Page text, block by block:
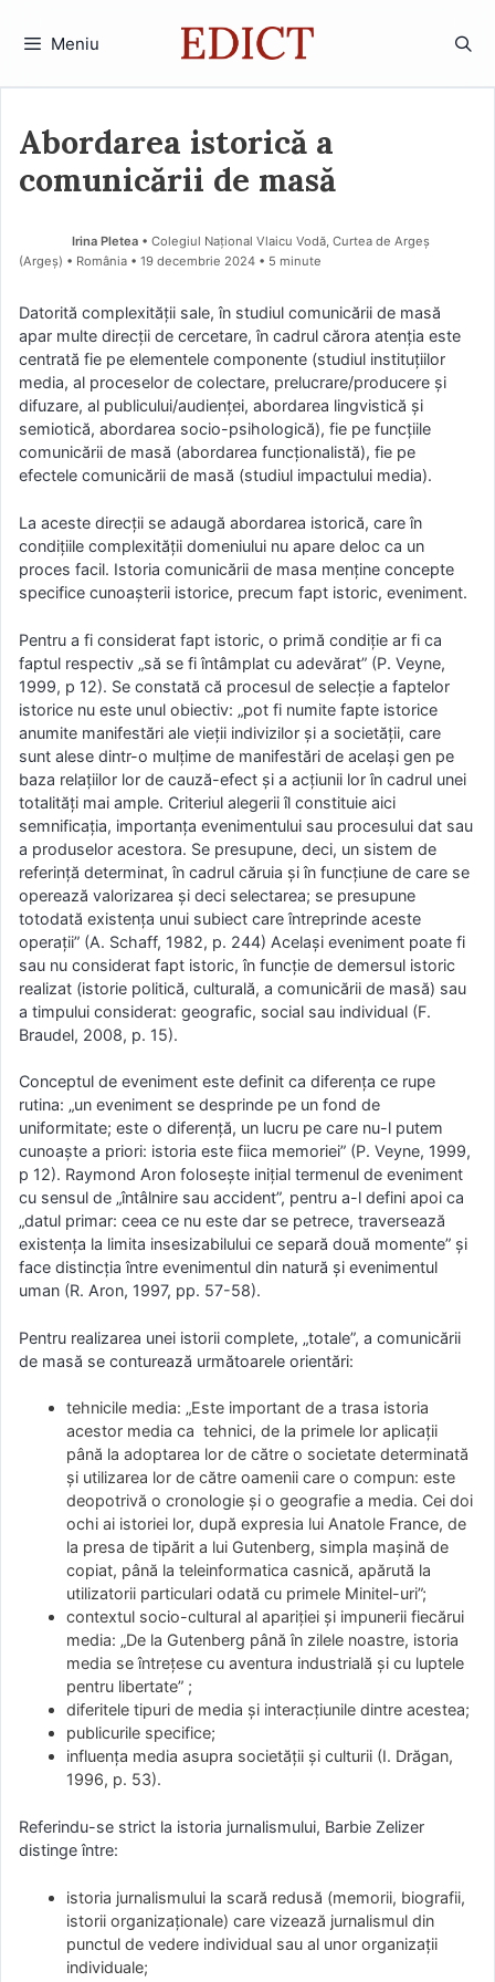
Meniu
Abordarea istorică a
comunicării de masă
Irina Pletea • Colegiul Național Vlaicu Vodă, Curtea de Argeș
(Argeş) • România
19 decembrie 2024 • 5 minute
Datorită complexităţii sale, în studiul comunicării de masă
apar multe direcţii de cercetare, în cadrul cărora atenţia este
centrată fie pe elementele componente (studiul instituţiilor
media, al proceselor de colectare, prelucrare/producere şi
difuzare, al publicului/audienţei, abordarea lingvistică şi
semiotică, abordarea socio-psihologică), fie pe funcţiile
comunicării de masă (abordarea funcţionalistă), fie pe
efectele comunicării de masă (studiul impactului media).
La aceste direcţii se adaugă abordarea istorică, care în
condiţiile complexităţii domeniului nu apare deloc ca un
proces facil. Istoria comunicării de masa menţine concepte
specifice cunoaşterii istorice, precum fapt istoric, eveniment.
Pentru a fi considerat fapt istoric, o primă condiţie ar fi ca
faptul respectiv „să se fi întâmplat cu adevărat” (P. Veyne,
1999, p 12). Se constată că procesul de selecţie a faptelor
istorice nu este unul obiectiv: „pot fi numite fapte istorice
anumite manifestări ale vieţii indivizilor şi a societăţii, care
sunt alese dintr-o mulţime de manifestări de acelaşi gen pe
baza relaţiilor lor de cauză-efect şi a acţiunii lor în cadrul unei
totalităţi mai ample. Criteriul alegerii îl constituie aici
semnificaţia, importanţa evenimentului sau procesului dat sau
a produselor acestora. Se presupune, deci, un sistem de
referinţă determinat, în cadrul căruia şi în funcţiune de care se
operează valorizarea şi deci selectarea; se presupune
totodată existenţa unui subiect care întreprinde aceste
operaţii” (A. Schaff, 1982, p. 244) Acelaşi eveniment poate fi
sau nu considerat fapt istoric, în funcţie de demersul istoric
realizat (istorie politică, culturală, a comunicării de masă) sau
a timpului considerat: geografic, social sau individual (F.
Braudel, 2008, p. 15).
Conceptul de eveniment este definit ca diferenţa ce rupe
rutina: „un eveniment se desprinde pe un fond de
uniformitate; este o diferenţă, un lucru pe care nu-l putem
cunoaşte a priori: istoria este fiica memoriei” (P. Veyne, 1999,
p 12). Raymond Aron foloseşte iniţial termenul de eveniment
cu sensul de „întâlnire sau accident”, pentru a-l defini apoi ca
„datul primar: ceea ce nu este dar se petrece, traversează
existenţa la limita insesizabilului ce separă două momente” şi
face distincţia între evenimentul din natură şi evenimentul
uman (R. Aron, 1997, pp. 57-58).
Pentru realizarea unei istorii complete, „totale”, a comunicării
de masă se conturează următoarele orientări:
tehnicile media: „Este important de a trasa istoria
acestor media ca tehnici, de la primele lor aplicaţii
până la adoptarea lor de către o societate determinată
şi utilizarea lor de către oamenii care o compun: este
deopotrivă o cronologie şi o geografie a media. Cei doi
ochi ai istoriei lor, după expresia lui Anatole France, de
la presa de tipărit a lui Gutenberg, simpla maşină de
copiat, până la teleinformatica casnică, apărută la
utilizatorii particulari odată cu primele Minitel-uri”;
contextul socio-cultural al apariţiei şi impunerii fiecărui
media: „De la Gutenberg până în zilele noastre, istoria
media se întreţese cu aventura industrială şi cu luptele
pentru libertate” ;
diferitele tipuri de media şi interacţiunile dintre acestea;
publicurile specifice;
influenţa media asupra societăţii şi culturii (I. Drăgan,
1996, p. 53).
Referindu-se strict la istoria jurnalismului, Barbie Zelizer
distinge între:
istoria jurnalismului la scară redusă (memorii, biografii,
istorii organizaţionale) care vizează jurnalismul din
punctul de vedere individual sau al unor organizaţii
individuale;